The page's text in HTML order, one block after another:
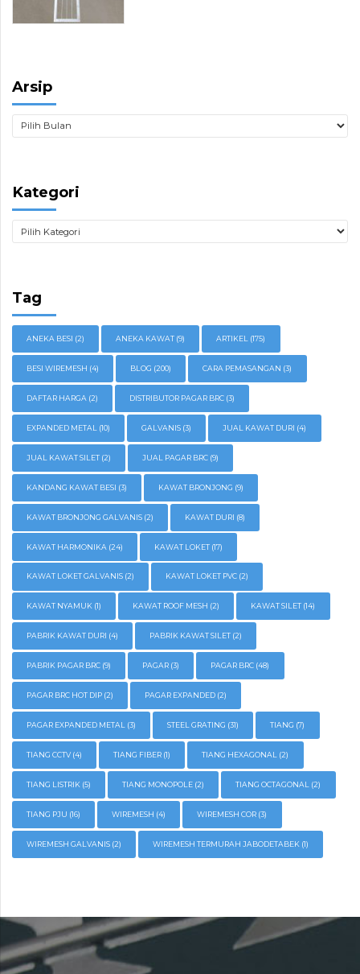
Arsip
Kategori
Tag
ANEKA BESI (2) ANEKA KAWAT (9) ARTIKEL (175)
BESI WIREMESH (4) BLOG (200) CARA PEMASANGAN (3)
DAFTAR HARGA (2) DISTRIBUTOR PAGAR BRC (3)
EXPANDED METAL (10) GALVANIS (3) JUAL KAWAT DURI (4)
JUAL KAWAT SILET (2) JUAL PAGAR BRC (9)
KANDANG KAWAT BESI (3) KAWAT BRONJONG (9)
KAWAT BRONJONG GALVANIS (2) KAWAT DURI (8)
KAWAT HARMONIKA (24) KAWAT LOKET (17)
KAWAT LOKET GALVANIS (2) KAWAT LOKET PVC (2)
KAWAT NYAMUK (1) KAWAT ROOF MESH (2) KAWAT SILET (14)
PABRIK KAWAT DURI (4) PABRIK KAWAT SILET (2)
PABRIK PAGAR BRC (9) PAGAR (3) PAGAR BRC (48)
PAGAR BRC HOT DIP (2) PAGAR EXPANDED (2)
PAGAR EXPANDED METAL (3) STEEL GRATING (31) TIANG (7)
TIANG CCTV(4) TIANG FIBER (1) TIANG HEXAGONAL (2)
TIANG LISTRIK (5) TIANG MONOPOLE (2) TIANG OCTAGONAL (2)
TIANG PJU (16) WIREMESH (4) WIREMESH COR (3)
WIREMESH GALVANIS (2) WIREMESH TERMURAH JABODETABEK (1)